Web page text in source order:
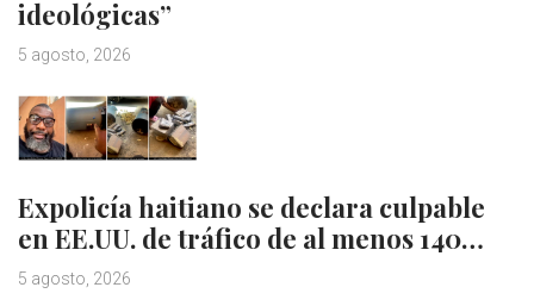
ideológicas”
5 agosto, 2026
Expolicía haitiano se declara culpable
en EE.UU. de tráfico de al menos 140…
5 agosto, 2026